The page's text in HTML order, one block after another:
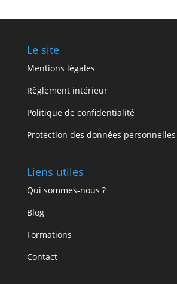
Le site
Mentions légales
Règlement intérieur
Politique de confidentialité
Protection des données personnelles
Liens utiles
Qui sommes-nous ?
Blog
Formations
Contact